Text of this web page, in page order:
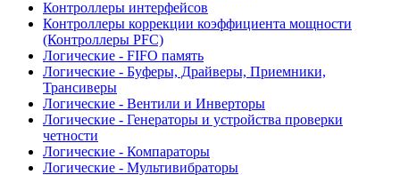
Контроллеры интерфейсов
Контроллеры коррекции коэффициента мощности
(Контроллеры PFC)
Логические - FIFO память
Логические - Буферы, Драйверы, Приемники,
Трансиверы
Логические - Вентили и Инверторы
Логические - Генераторы и устройства проверки
четности
Логические - Компараторы
Логические - Мультивибраторы